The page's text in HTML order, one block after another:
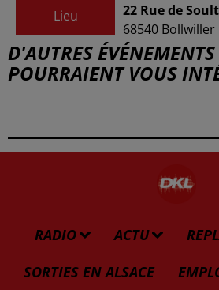
Lieu
22 Rue de
68540 Bollwiller
D'AUTRES
POURRAIENT VOUS
RADIO ACTU
SORTIES EN ALSACE